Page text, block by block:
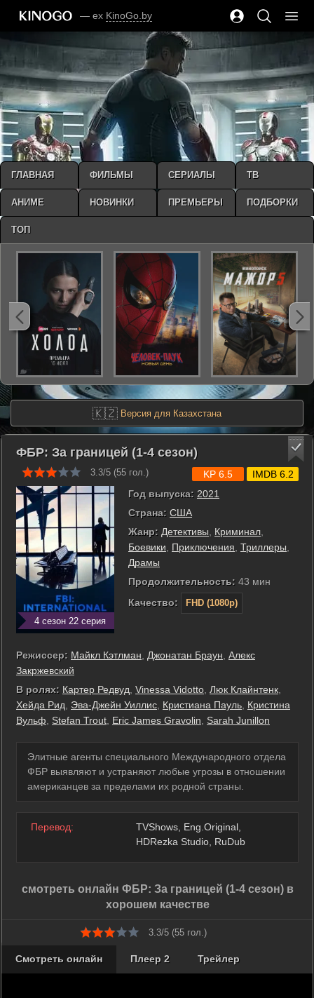
— ex KinoGo.by
🇰🇿 Версия для Казахстана
ФБР: За границей (1-4 сезон)
3.3/5 (55 гол.)
4 сезон 22 серия
Год выпуска: 2021
Страна: США
Жанр: Детективы Криминал
Боевики
Приключения Триллеры
Драмы
Продолжительность: 43 мин
Качество:
FHD (1080p)
KP 6.5 IMDB 6.2
Режиссер: Майкл Кэтлман Джонатан Браун Алекс
Закржевский
В ролях: Картер Редвуд Vinessa Vidotto Люк Клайнтенк
Хейда Рид
Эва-Джейн Уиллис Кристиана Пауль Кристина
Вульф
Stefan Trout Eric James Gravolin Sarah Junillon
Элитные агенты специального Международного отдела
ФБР выявляют и устраняют любые угрозы в отношении
американцев за пределами их родной страны.
Перевод:
TVShows, Eng.Original,
HDRezka Studio, RuDub
смотреть онлайн ФБР: За границей (1-4 сезон) в
хорошем качестве
3.3/5 (55 гол.)
Смотреть онлайн Плеер 2 Трейлер
ГЛАВНАЯ ФИЛЬМЫ СЕРИАЛЫ ТВ
АНИМЕ НОВИНКИ ПРЕМЬЕРЫ ПОДБОРКИ
ТОП